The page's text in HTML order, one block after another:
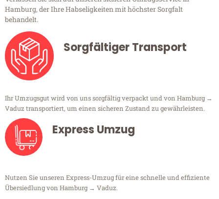
Hamburg, der Ihre Habseligkeiten mit höchster Sorgfalt
behandelt.
Sorgfältiger Transport
Ihr Umzugsgut wird von uns sorgfältig verpackt und von Hamburg →
Vaduz transportiert, um einen sicheren Zustand zu gewährleisten.
Express Umzug
Nutzen Sie unseren Express-Umzug für eine schnelle und effiziente
Übersiedlung von Hamburg → Vaduz.